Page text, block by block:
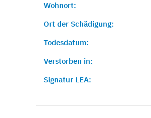
Wohnort:
Ort der Schädigung:
Todesdatum:
Verstorben in:
Signatur LEA: